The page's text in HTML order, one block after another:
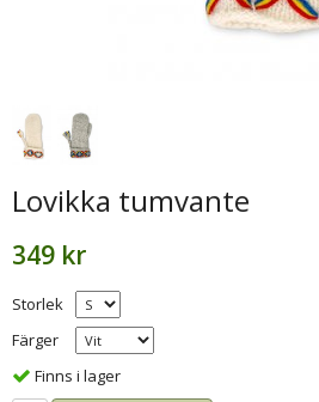
Lovikka tumvante
349 kr
Storlek
Färger
Finns i lager